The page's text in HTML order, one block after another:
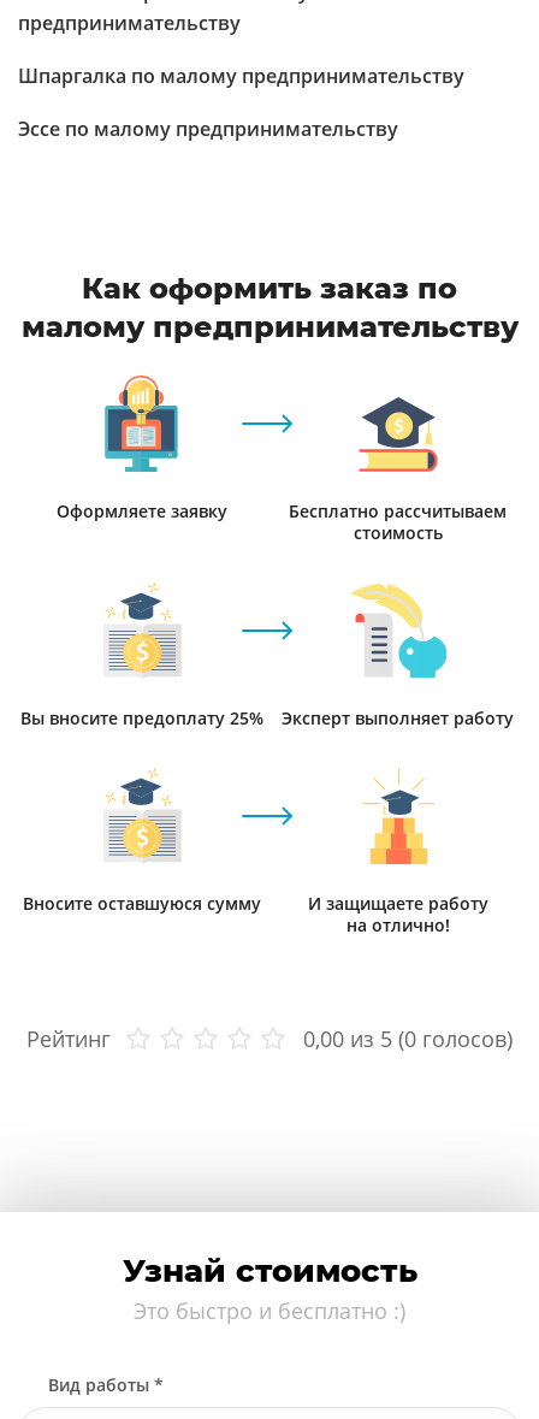
предпринимательству
Шпаргалка по малому предпринимательству
Эссе по малому предпринимательству
Как оформить заказ по
малому предпринимательству
Оформляете заявку
Бесплатно рассчитываем
стоимость
Вы вносите предоплату 25% Эксперт выполняет работу
Вносите оставшуюся сумму
И защищаете работу
на отлично!
Рейтинг 0,00 из 5 (0 голосов)
Узнай стоимость
Это быстро и бесплатно :)
Вид работы *